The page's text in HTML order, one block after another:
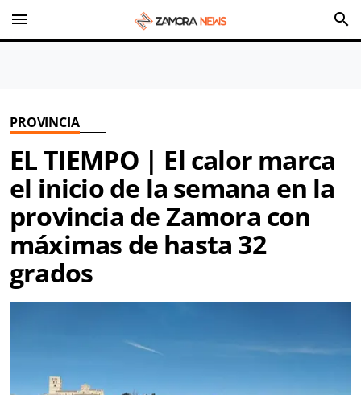
menu search
PROVINCIA
EL TIEMPO | El calor marca
el inicio de la semana en la
provincia de Zamora con
máximas de hasta 32
grados